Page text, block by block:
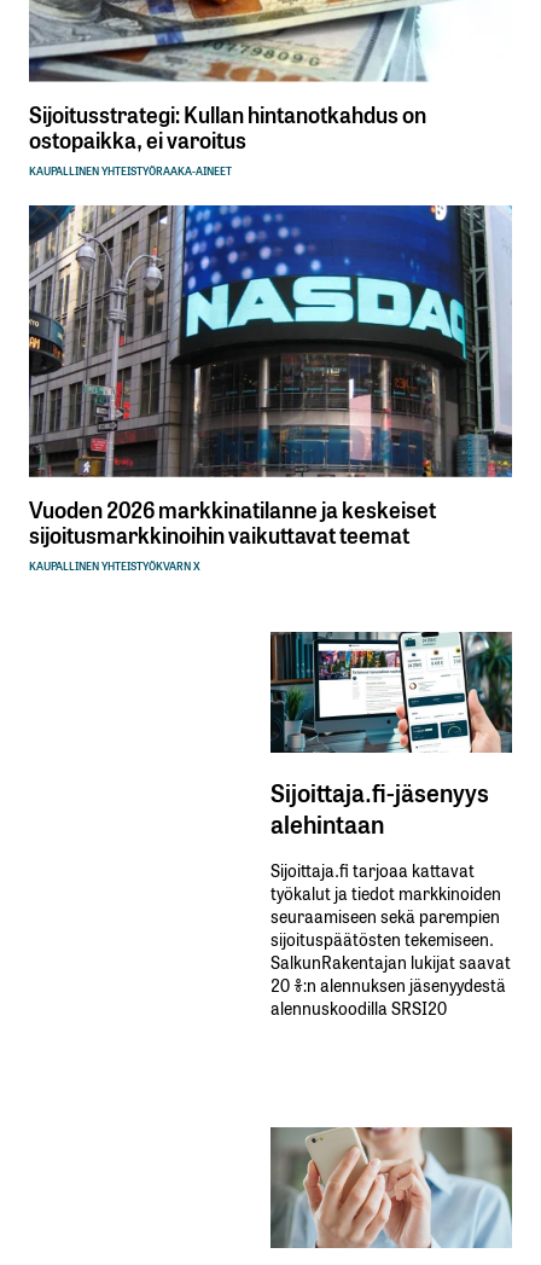
Sijoitusstrategi: Kullan hintanotkahdus on
ostopaikka, ei varoitus
KAUPALLINEN YHTEISTYÖRAAKA-AINEET
Vuoden 2026 markkinatilanne ja keskeiset
sijoitusmarkkinoihin vaikuttavat teemat
KAUPALLINEN YHTEISTYÖKVARN X
Sijoittaja.fi-jäsenyys
alehintaan
Sijoittaja.fi tarjoaa kattavat
työkalut ja tiedot markkinoiden
seuraamiseen sekä parempien
sijoituspäätösten tekemiseen.
SalkunRakentajan lukijat saavat
20 %:n alennuksen jäsenyydestä
alennuskoodilla SRSI20